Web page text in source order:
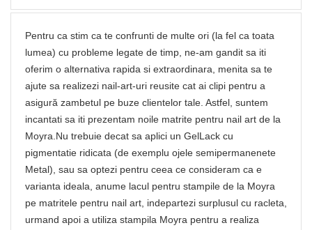
Pentru ca stim ca te confrunti de multe ori (la fel ca toata
lumea) cu probleme legate de timp, ne-am gandit sa iti
oferim o alternativa rapida si extraordinara, menita sa te
ajute sa realizezi nail-art-uri reusite cat ai clipi pentru a
asigură zambetul pe buze clientelor tale. Astfel, suntem
incantati sa iti prezentam noile matrite pentru nail art de la
Moyra.Nu trebuie decat sa aplici un GelLack cu
pigmentatie ridicata (de exemplu ojele semipermanenete
Metal), sau sa optezi pentru ceea ce consideram ca e
varianta ideala, anume lacul pentru stampile de la Moyra
pe matritele pentru nail art, indepartezi surplusul cu racleta,
urmand apoi a utiliza stampila Moyra pentru a realiza